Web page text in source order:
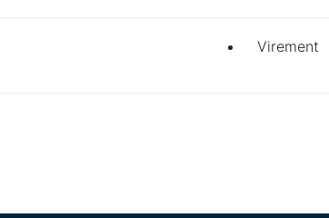
Virement